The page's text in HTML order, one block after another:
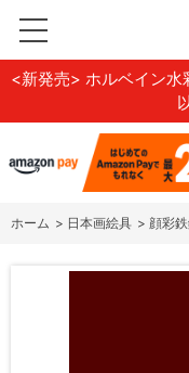
<新発売> ホルベイン水
ホーム > 日本画絵具 > 顔彩